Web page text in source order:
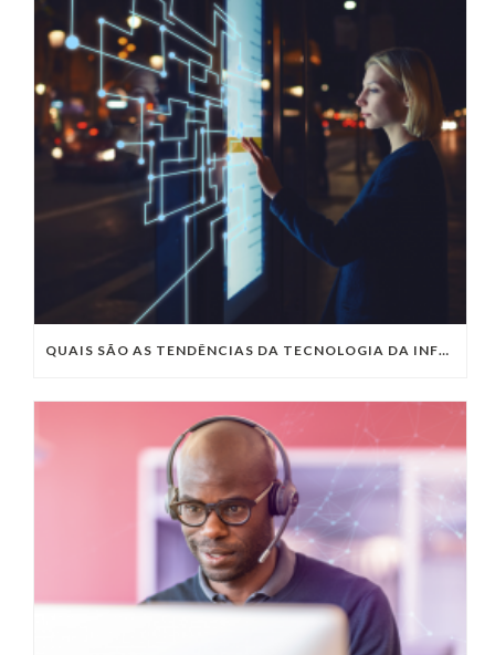
QUAIS SÃO AS TENDÊNCIAS DA TECNOLOGIA DA INFORMAÇÃO PARA 2023?